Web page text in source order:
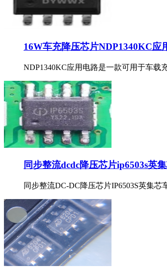
16W车充降压芯片NDP1340KC应
NDP1340KC应用电路是一款可用于车
同步整流dcdc降压芯片ip6503s英
同步整流DC-DC降压芯片IP6503S英集